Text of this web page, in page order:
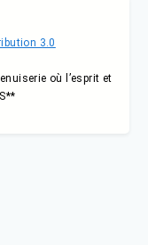
3.0
où l’esprit et